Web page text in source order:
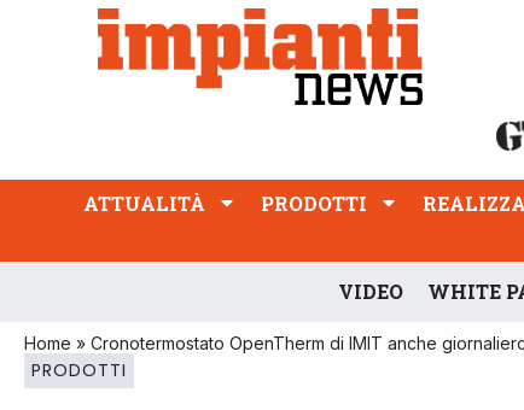
ATTUALITÀ PRODOTTI
PROFESSIONE
ATTUALITÀ PRODOTTI
VIDEO WHITE
Home » Cronotermostato OpenTherm di IMIT anche
PRODOTTI